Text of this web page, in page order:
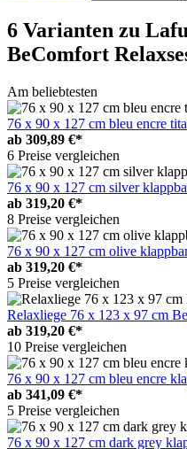
6 Varianten zu
BeComfort
Am beliebtesten
76 x 90 x 127 cm bleu encre
ab 309,89 €*
6 Preise vergleichen
76 x 90 x 127 cm silver
ab 319,20 €*
8 Preise vergleichen
76 x 90 x 127 cm olive
ab 319,20 €*
5 Preise vergleichen
Relaxliege 76 x 123 x 97 cm
ab 319,20 €*
10 Preise vergleichen
76 x 90 x 127 cm bleu encre
ab 341,09 €*
5 Preise vergleichen
76 x 90 x 127 cm dark grey